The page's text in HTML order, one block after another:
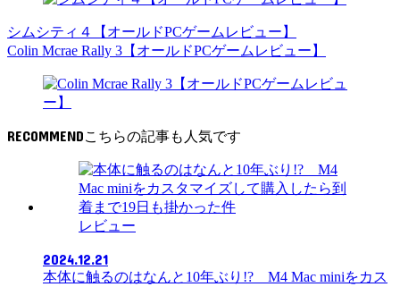
シムシティ４【オールドPCゲームレビュー】
Colin Mcrae Rally 3【オールドPCゲームレビュー】
RECOMMEND
レビュー
2024.12.21
本体に触るのはなんと10年ぶり!? M4 Mac miniをカス